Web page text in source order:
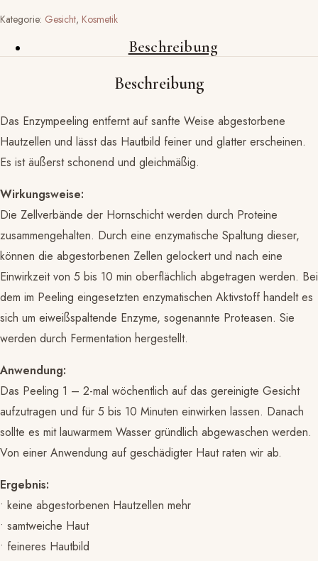
Gesicht Kosmetik
Beschreibung
Beschreibung
Das Enzympeeling entfernt auf sanfte Weise abgestorbene
Hautzellen und lässt das Hautbild feiner und glatter erscheinen.
Es ist äußerst schonend und gleichmäßig.
Wirkungsweise:
Die Zellverbände der Hornschicht werden durch Proteine
zusammengehalten. Durch eine enzymatische Spaltung dieser,
können die abgestorbenen Zellen gelockert und nach eine
Einwirkzeit von 5 bis 10 min oberflächlich abgetragen werden. Bei
dem im Peeling eingesetzten enzymatischen Aktivstoff handelt es
sich um eiweißspaltende Enzyme, sogenannte Proteasen. Sie
werden durch Fermentation hergestellt.
Anwendung:
Das Peeling 1 – 2-mal wöchentlich auf das gereinigte Gesicht
aufzutragen und für 5 bis 10 Minuten einwirken lassen. Danach
sollte es mit lauwarmem Wasser gründlich abgewaschen werden.
Von einer Anwendung auf geschädigter Haut raten wir ab.
Ergebnis:
• keine abgestorbenen Hautzellen mehr
• samtweiche Haut
• feineres Hautbild